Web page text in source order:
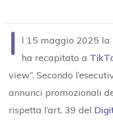
I l 15 maggio 2025 la
ha recapitato a
view”. Secondo
annunci promozionali
rispetta l’art. 39 del